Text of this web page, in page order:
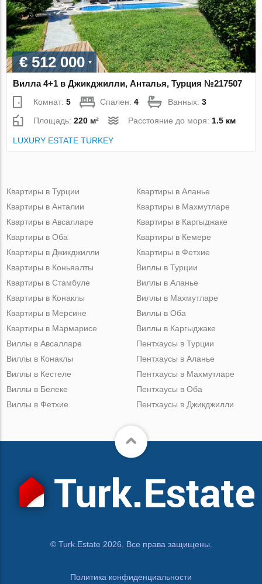
€ 512 000
Вилла 4+1 в Джикджилли, Анталья, Турция №217507
Комнат:5 Спален:4 Ванных:3
Площадь:220 м² Расстояние до моря: 1.5 км
LUXURY ESTATE TURKEY
Квартиры в Турции
Квартиры в Анталии
Квартиры в Авсалларе
Квартиры в Оба
Квартиры в Джикджилли
Квартиры в Аланье
Квартиры в Махмутларе
Квартиры в Каргыджаке
Квартиры в Кемере
Квартиры в Фетхие
Квартиры в Коньяалты
Квартиры в Стамбуле
Квартиры в Конаклы
Квартиры в Мерсине
Квартиры в Мармарисе
Виллы в Турции
Виллы в Аланье
Виллы в Махмутларе
Виллы в Оба
Виллы в Каргыджаке
Виллы в Авсалларе
Виллы в Конаклы
Виллы в Кестеле
Виллы в Белеке
Виллы в Фетхие
Пентхаусы в Турции
Пентхаусы в Аланье
Пентхаусы в Махмутларе
Пентхаусы в Оба
Пентхаусы в Джикджилли
© Turk.Estate 2026. Все права защищены.
Политика конфиденциальности